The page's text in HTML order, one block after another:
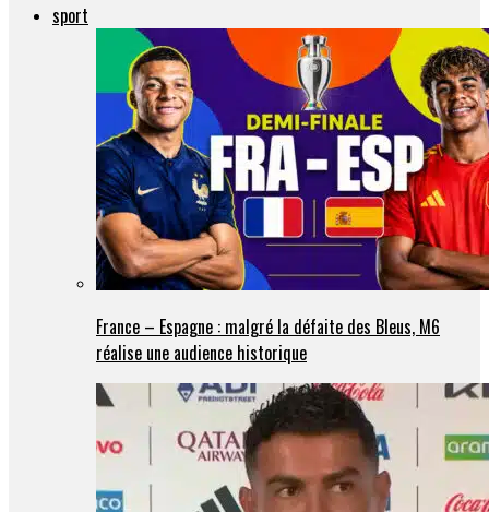
sport
France – Espagne : malgré la défaite des Bleus, M6
réalise une audience historique